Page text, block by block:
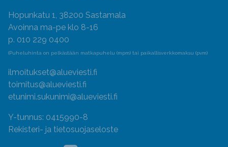
Hopunkatu 1, 38200 Sastamala
Avoinna ma-pe klo 8-16
p. 010 229 0400
(Puheluhinta on pelkästään matkapuhelu (mpm) tai paikallisverkkomaksu (pvm)
ilmoitukset@alueviesti.fi
toimitus@alueviesti.fi
etunimi.sukunimi@alueviesti.fi
Y-tunnus: 0415990-8
Rekisteri- ja tietosuojaseloste